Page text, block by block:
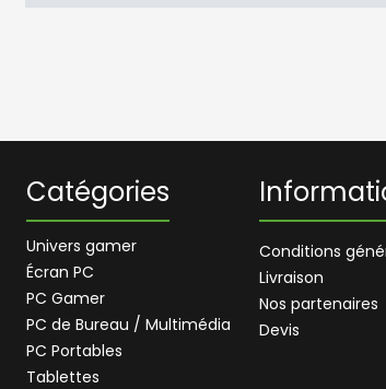
Catégories
Univers gamer
Écran PC
PC Gamer
PC de Bureau / Multimédia
PC Portables
Tablettes
Conditions
Livraison
Nos partenaires
Devis